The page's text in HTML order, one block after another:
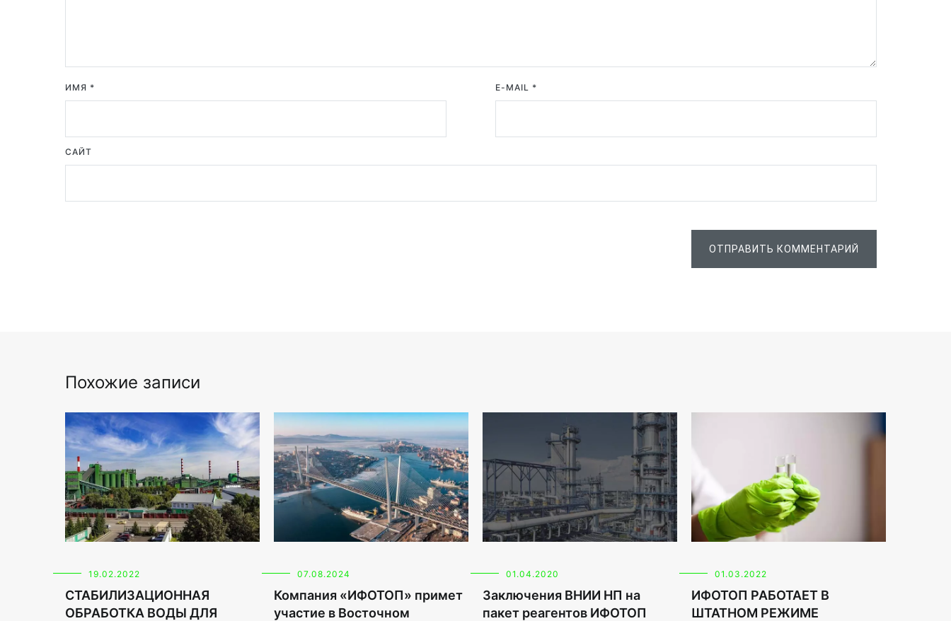
ИМЯ * E-MAIL *
САЙТ
ОТПРАВИТЬ КОММЕНТАРИЙ
Похожие записи
19.02.2022
СТАБИЛИЗАЦИОННАЯ
ОБРАБОТКА ВОДЫ ДЛЯ
07.08.2024
Компания «ИФОТОП» примет
участие в Восточном
01.04.2020
Заключения ВНИИ НП на
пакет реагентов ИФОТОП
01.03.2022
ИФОТОП РАБОТАЕТ В
ШТАТНОМ РЕЖИМЕ